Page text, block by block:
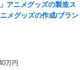
アニメグッズの製造ス
メグッズの作成/ブラン
万円